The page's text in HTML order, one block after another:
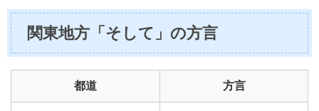
関東地方「そして」の方言
都道 方言